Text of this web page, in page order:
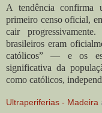
A tendência confirma
primeiro censo oficial,
cair
brasileiros eram
católicos” — e os
significativa da
como católicos,
Ultraperiferias - Madeira